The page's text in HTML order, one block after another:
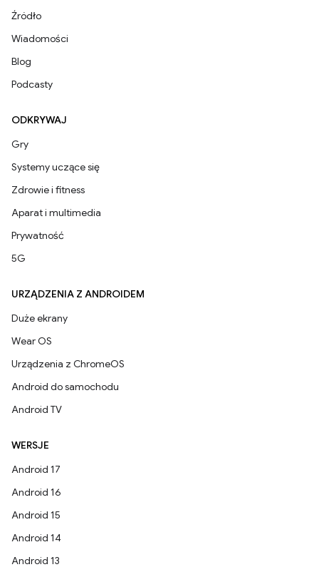
Źródło
Wiadomości
Blog
Podcasty
ODKRYWAJ
Gry
Systemy uczące się
Zdrowie i fitness
Aparat i multimedia
Prywatność
5G
URZĄDZENIA Z ANDROIDEM
Duże ekrany
Wear OS
Urządzenia z ChromeOS
Android do samochodu
Android TV
WERSJE
Android 17
Android 16
Android 15
Android 14
Android 13